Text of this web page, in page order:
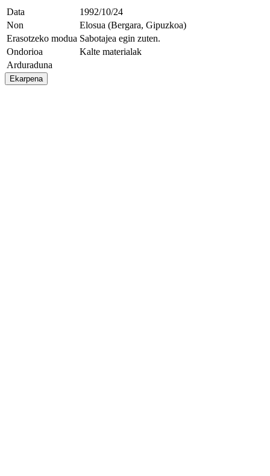
Data
1992/10/24
Non
Elosua (Bergara, Gipuzkoa)
Erasotzeko modua Sabotajea egin zuten.
Ondorioa
Kalte materialak
Arduraduna